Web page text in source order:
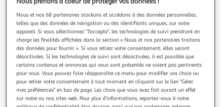
précédente suivante
4.5 (1093)
SAMSUNG
Galaxy S25+ AI Smartphone 12GO / 256Go - Gris
Le Samsung Galaxy S25+ allie puissance et sophistication
pour une expérience mobile exceptionnelle. Doté d’un écran
Dynamic AMOLED 2X de 6,7 pouces avec un taux de
En savoir +
Nous et nos 68 partenaires stockons et accédons à des données personnelles,
telles que des données de navigation ou des identifiants uniques, sur votre
appareil. Si vous sélectionnez "J'accepte", les technologies de suivi prendront en
charge les finalités affichées dans la section « Nous et nos partenaires traitons
des données pour fournir ». Si vous retirez votre consentement, elles seront
désactivées. Si les technologies de suivi sont désactivées, il est possible que
certains contenus et annonces qui vous sont présentés ne soient pas pertinents
pour vous. Vous pouvez faire réapparaître ce menu pour modifier vos choix ou
pour retirer votre consentement à tout moment en cliquant sur le lien "Gérer
mes préférences" en bas de page. Les choix que vous avez fait auront un effet
sur notre ou nos sites web. Pour plus d’informations, reportez-vous à notre